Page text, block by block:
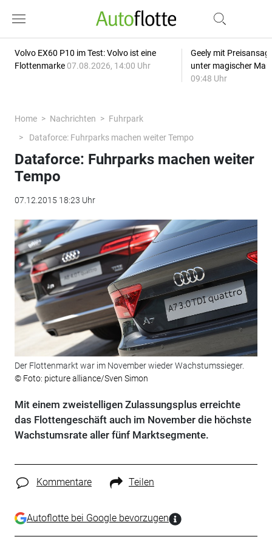
Volvo EX60 P10 im Test: Volvo ist eine
Flottenmarke 07.08.2026, 14:00 Uhr
Geely mit
unter magischer
09:48 Uhr
Home Nachrichten
Fuhrpark
Dataforce: Fuhrparks machen weiter Tempo
Dataforce: Fuhrparks machen weiter
Tempo
07.12.2015 18:23 Uhr
Der Flottenmarkt war im November wieder Wachstumssieger.
© Foto: picture alliance/Sven Simon
Mit einem zweistelligen Zulassungsplus erreichte
das Flottengeschäft auch im November die höchste
Wachstumsrate aller fünf Marktsegmente.
Kommentare Teilen
Autoflotte bei Google bevorzugen